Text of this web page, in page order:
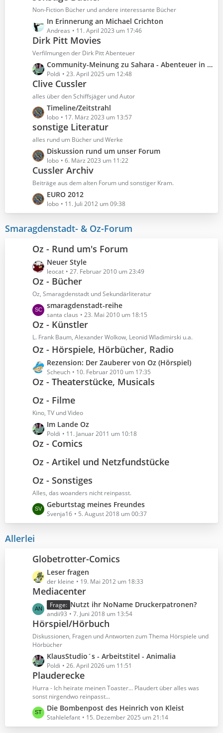
g
e
i
t
r
ä
g
e
z
e
B
i
t
r
ä
g
e
Non-Fiction Bücher und andere interessante Bücher
L
e
t
z
e
B
i
t
r
ä
g
e
In Erinnerung an Michael Crichton
Andreas 11. April 2023 um 17:46
Dirk Pitt Movies
Verfilmungen der Dirk Pitt Abenteuer
L
e
t
z
e
B
i
t
r
ä
g
e
Community-Meinung zu Sahara - Abenteuer in der Wüste
Poldi 23. April 2025 um 12:48
Clive Cussler
alles über den Schiffsjäger und Autor
L
e
t
z
e
B
i
t
r
g
e
Timeline/Zeitstrahl
lobo 17. März 2023 um 13:57
sonstige Literatur
alles rund um Bücher und Werke
L
e
t
z
e
B
i
r
ä
g
e
Diskussion rund um unser Forum
lobo 6. März 2023 um 11:22
Cussler Archiv
Beiträge aus dem alten Forum und sonstiger Kram.
L
e
t
t
e
B
e
i
t
r
ä
g
e
EURO 2012
lobo 11. Juli 2012 um 09:38
Smaragdenstadt- & Oz-Forum
Oz - Rund um's Forum
L
e
t
z
e
B
i
t
ä
g
Neuer Style
leocat 27. Februar 2010 um 23:49
Oz - Bücher
Oz, Smaragdenstadt und Sekundärliteratur
L
e
t
z
t
e
B
e
i
t
r
ä
g
e
smaragdenstadt-reihe
santa claus 23. Mai 2010 um 18:15
Oz - Künstler
L. Frank Baum, Alexander Wolkow, Leonid Wladimirski u.a.
Oz - Hörspiele, Hörbücher, Radio
L
e
t
t
e
B
e
i
r
g
e
Rezension: Der Zauberer von Oz (Hörspiel)
Scheuch 10. Februar 2010 um 17:35
Oz - Theaterstücke, Musicals
Oz - Filme
Kino, TV und Video
L
e
t
t
B
e
i
t
r
ä
g
e
Im Lande Oz
Poldi 11. Januar 2011 um 10:18
Oz - Comics
Oz - Artikel und Netzfundstücke
Oz - Sonstiges
Alles, das woanders nicht reinpasst.
L
e
t
z
t
e
B
e
i
t
r
ä
g
e
Geburtstag meines Freundes
Svenja16 5. August 2018 um 00:37
Allerlei
Globetrotter-Comics
L
e
t
z
t
e
B
e
t
r
ä
g
e
Leser fragen
der kleine 19. Mai 2012 um 18:33
Mediacenter
L
e
t
z
t
e
B
e
i
t
ä
Frage: Nutzt ihr NoName Druckerpatronen?
andii93 7. Juni 2018 um 13:54
Hörspiel/Hörbuch
Diskussionen, Fragen und Antworten zum Thema Hörspiele und
Hörbücher
L
e
t
z
t
e
B
e
KlausStudio´s - Arbeitstitel - Animalia
Poldi 26. April 2026 um 11:51
Plauderecke
Hurra - Ich heirate meinen Toaster... Plaudert über alles was
sonst nirgendwo reinpasst...
L
e
t
Die Bombenpost des Heinrich von Kleist
Stahlelefant 15. Dezember 2025 um 21:14